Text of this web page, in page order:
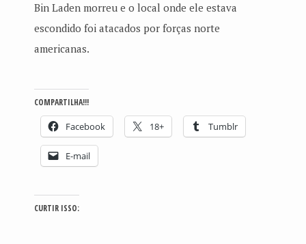
Bin Laden morreu e o local onde ele estava
escondido foi atacados por forças norte
americanas.
COMPARTILHA!!!
Facebook 18+ Tumblr
E-mail
CURTIR ISSO: